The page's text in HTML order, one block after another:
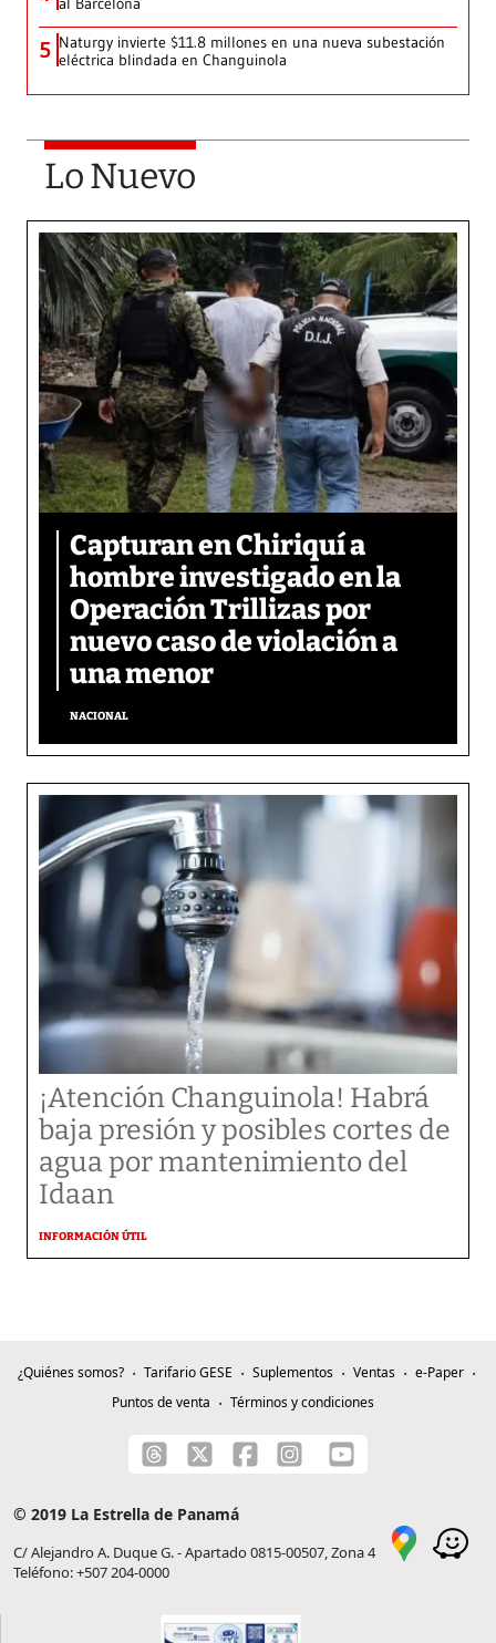
5 Naturgy invierte $11.8 millones en una nueva subestación
eléctrica blindada en Changuinola
Lo Nuevo
Capturan en Chiriquí a
hombre investigado en la
Operación Trillizas por
nuevo caso de violación a
una menor
NACIONAL
¡Atención Changuinola! Habrá
baja presión y posibles cortes de
agua por mantenimiento del
Idaan
INFORMACIÓN ÚTIL
¿Quiénes somos? Tarifario GESE Suplementos Ventas
e-Paper
Puntos de venta
Términos y condiciones
© 2019 La Estrella de Panamá
C/ Alejandro A. Duque G. - Apartado 0815-00507, Zona 4
Teléfono: +507 204-0000